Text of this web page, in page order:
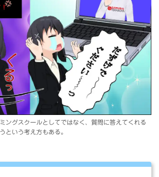
ングスクールとしてではなく、質問に答えてくれる
という考え方もある。